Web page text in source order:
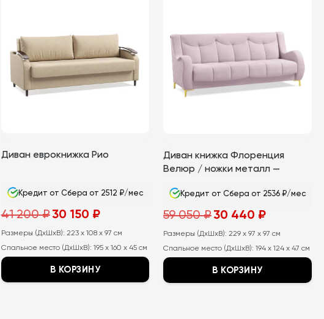
Диван еврокнижка Рио
Кредит от Сбера от 2512 ₽/мес
41 200₽ Первоначальная
цена
41
200
₽.
30 150 ₽Текущая
цена:
150
Размеры (ДхШхВ): 223 x 108 x 97 см
Спальное место (ДхШхВ): 195 x 160 x 45 см
В КОРЗИНУ
Диван книжка Флоренция
Велюр / ножки металл —
Кредит от Сбера от 2536 ₽/мес
59 050₽ Первоначальная
цена
59
050
₽.
30 440 ₽Текущая
440
Размеры (ДхШхВ): 229 x 97 x 97 см
Спальное место (ДхШхВ): 194 x 124 x 47 см
В КОРЗИНУ